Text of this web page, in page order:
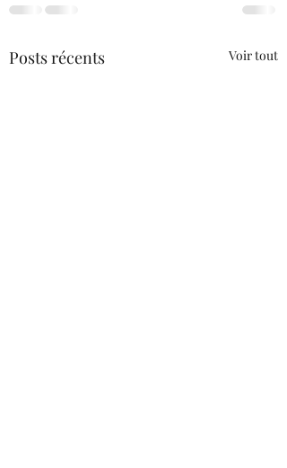
Posts récents Voir tout